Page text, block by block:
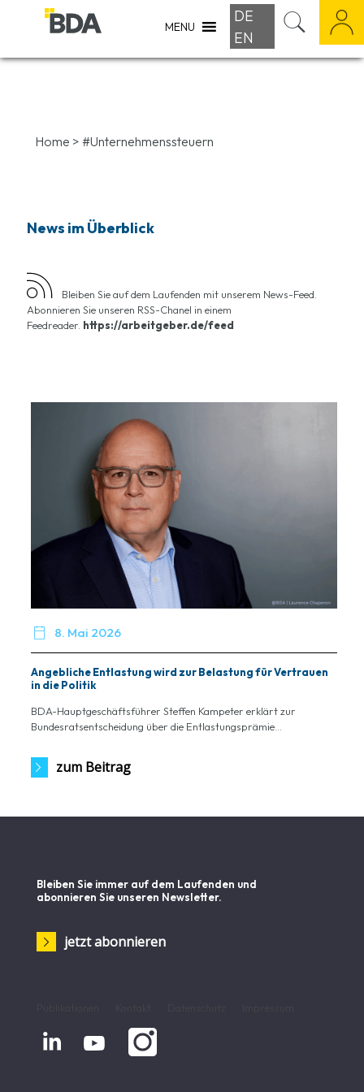
MENU
DE
EN
Home > #Unternehmenssteuern
News im Überblick
Bleiben Sie auf dem Laufenden mit unserem News-Feed.
Abonnieren Sie unseren RSS-Chanel in einem
Feedreader. https://arbeitgeber.de/feed
 8. Mai 2026
Angebliche Entlastung wird zur Belastung für Vertrauen
in die Politik
BDA-Hauptgeschäftsführer Steffen Kampeter erklärt zur
Bundesratsentscheidung über die Entlastungsprämie...
zum Beitrag
Bleiben Sie immer auf dem Laufenden und
abonnieren Sie unseren Newsletter.
jetzt abonnieren
 